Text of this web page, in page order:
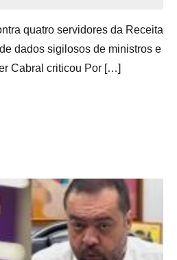
quatro servidores da Receita
dados sigilosos de ministros e
Cabral criticou Por […]